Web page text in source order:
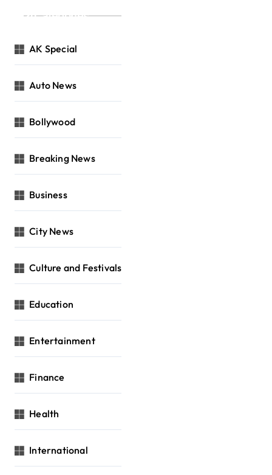
Categories
AK Special
Auto News
Bollywood
Breaking News
Business
City News
Culture and Festivals
Education
Entertainment
Finance
Health
International